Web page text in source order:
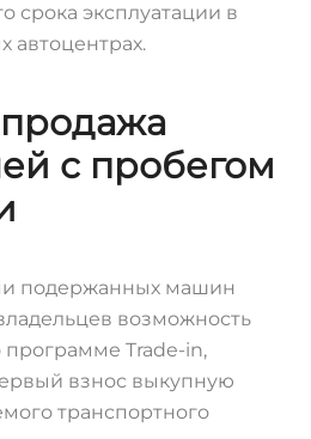
срока эксплуатации в
автоцентрах.
с пробегом
подержанных машин
возможность
программе Trade-in,
взнос выкупную
транспортного